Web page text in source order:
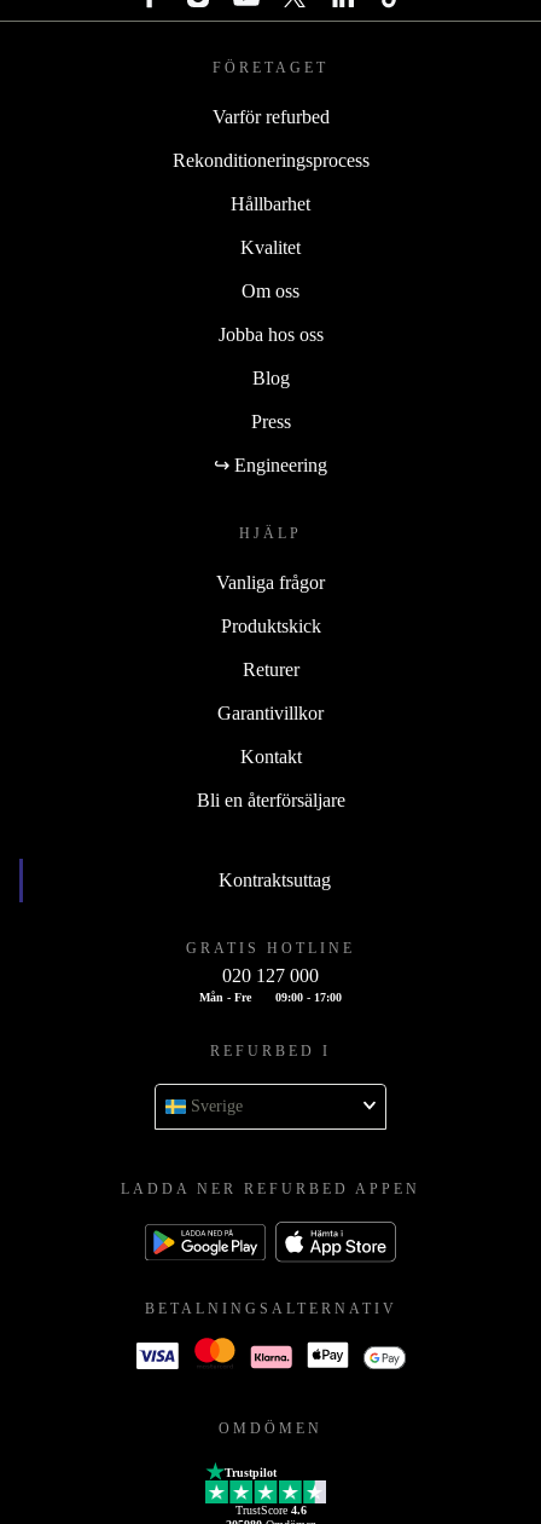
FÖRETAGET
Varför refurbed
Rekonditioneringsprocess
Hållbarhet
Kvalitet
Om oss
Jobba hos oss
Blog
Press
↪ Engineering
HJÄLP
Vanliga frågor
Produktskick
Returer
Garantivillkor
Kontakt
Bli en återförsäljare
Kontraktsuttag
GRATIS HOTLINE
020 127 000
Mån - Fre 09:00 - 17:00
REFURBED I
Sverige
LADDA NER REFURBED APPEN
BETALNINGSALTERNATIV
OMDÖMEN
Trustpilot
TrustScore 4.6